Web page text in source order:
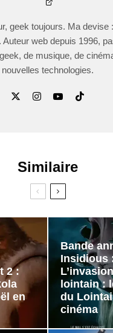
geek toujours. Ma devise
Auteur web depuis 1996,
de musique, de
nouvelles technologies.
Similaire
2 :
en
Bande
Insidious
lointain :
du
cinéma